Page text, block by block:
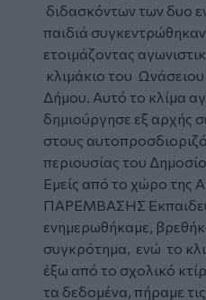
διδασκόντων των δυο
παιδιά
ετοιμάζοντας
κλιμάκιο του
Δήμου. Αυτό το κλίμα
δημιούργησε εξ αρχής
στους
περιουσίας του
Εμείς από το χώρο της
ΠΑΡΕΜΒΑΣΗΣ
ενημερωθήκαμε,
συγκρότημα, ενώ το
έξω από το σχολικό
τα δεδομένα, πήραμε